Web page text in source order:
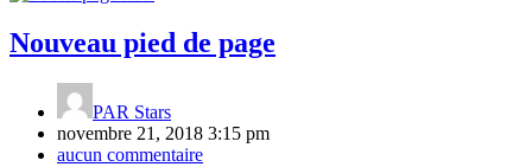
Nouveau pied de page
PAR Stars
novembre 21, 2018 3:15 pm
aucun commentaire